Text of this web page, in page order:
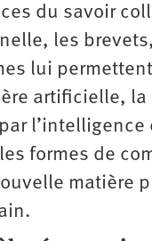
du savoir
les
lui
artificielle,
formes de
matière